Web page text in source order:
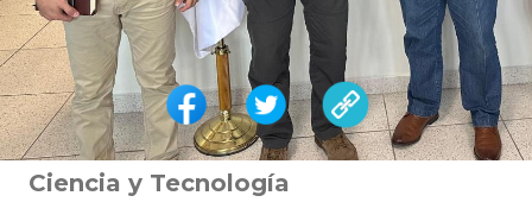
Ciencia y Tecnología